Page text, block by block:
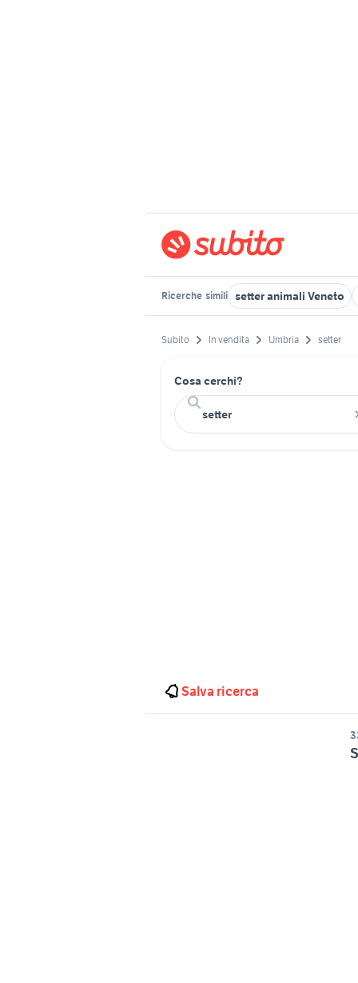
Ricerche simili setter animali Veneto
Subito In vendita Umbria setter
Cosa cerchi?
Salva ricerca